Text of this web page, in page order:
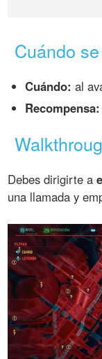
Cuándo
Cuándo: al
Recompensa:
Debes dirigirte a
una llamada y